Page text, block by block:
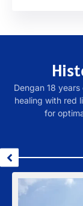
Dengan 18 years
healing with red
for